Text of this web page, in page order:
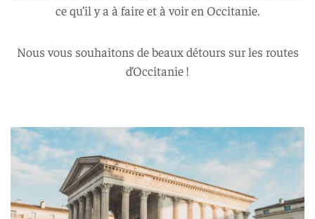
ce qu’il y a à faire et à voir en Occitanie.
Nous vous souhaitons de beaux détours sur les routes
d’Occitanie !